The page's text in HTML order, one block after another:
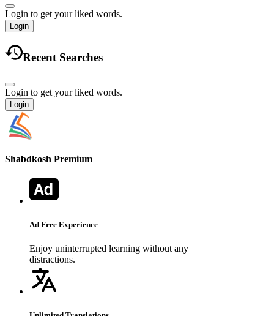
Login to get your liked words.
Login
Recent Searches
Login to get your liked words.
Login
Shabdkosh Premium
Ad Free Experience
Enjoy uninterrupted learning without any
distractions.